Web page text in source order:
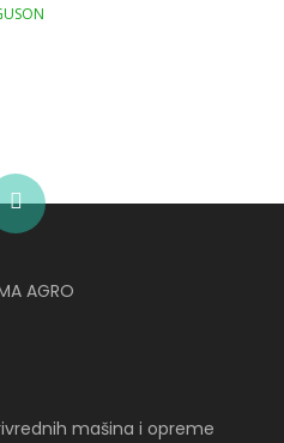
mašina i opreme